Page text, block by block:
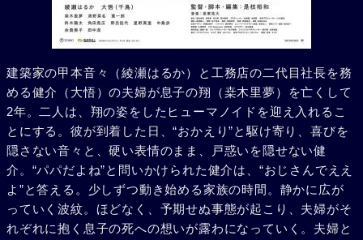
建築家の甲本音々（綾瀬はるか）と工務店の二代目社長を務
める健介（大悟）の夫婦が息子の翔（桒木里夢）を亡くして
2年。二人は、翔の姿をしたヒューマノイドを迎え入れるこ
とにする。彼が到着した日、“おかえり”と駆け寄り、喜びを
隠さない音々と、硬い表情のまま、戸惑いを隠せない健
介。“パパだよね”と問いかけられた健介は、“おじさんでええ
よ”と答える。少しずつ動き始める家族の時間。静かに広が
っていく波紋。ほどなく、予期せぬ事態が起こり、夫婦がそ
れぞれに抱く息子の死への想いが露わになっていく。夫婦と